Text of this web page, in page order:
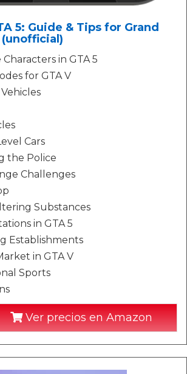
5: Guide & Tips for Grand
Characters in GTA 5
for GTA V
Cars
the Police
Challenges
Substances
in GTA 5
Establishments
in GTA V
Sports
Ver precios en Amazon